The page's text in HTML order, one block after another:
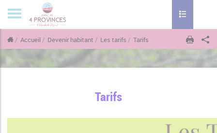
Toggle
Accueil Devenir habitant Les tarifs Tarifs
Tarifs